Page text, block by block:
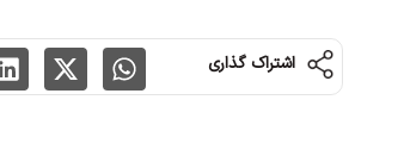
اشتراک گذاری